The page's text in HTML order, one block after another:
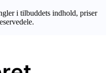
i tilbuddets indhold, priser